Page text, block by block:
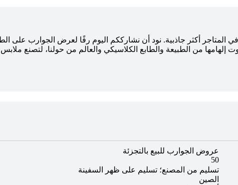
أكثر جاذبية. نود أن نشارككم اليوم رفًا لعرض الجوارب على
من الطبيعة والطابع الكلاسيكي والعالم من حولنا، لتصنع
عروض الجوارب للبيع بالتجزئة
50
تسليم من المصنع؛ تسليم على ظهر السفينة
الصين